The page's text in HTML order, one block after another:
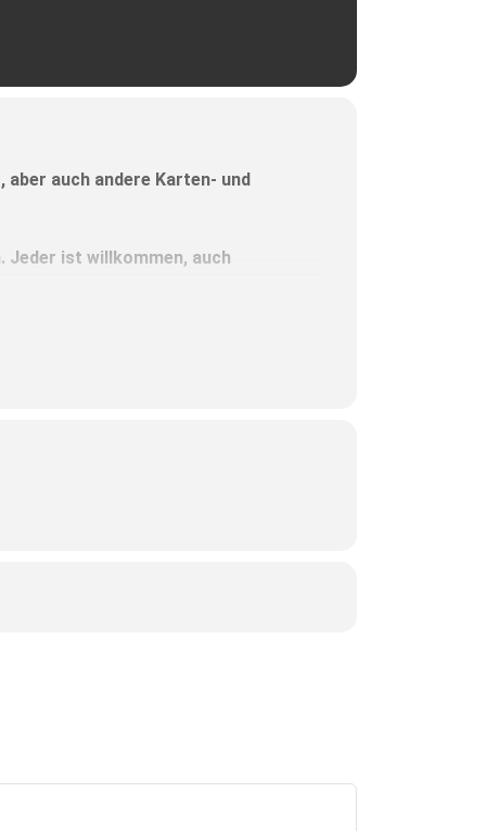
auch andere Karten- und
Jeder ist willkommen, auch